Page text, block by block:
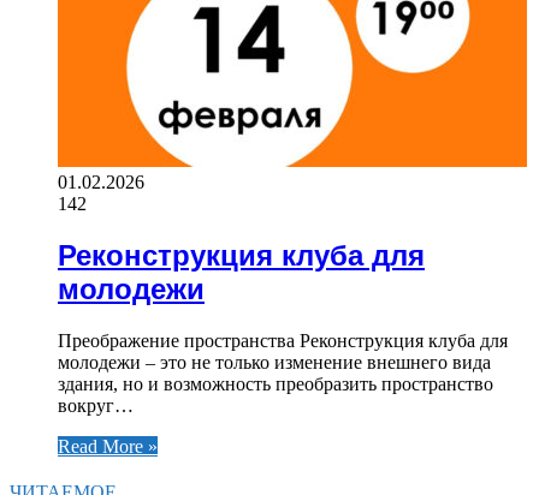
01.02.2026
142
Реконструкция клуба для
молодежи
Преображение пространства Реконструкция клуба для
молодежи – это не только изменение внешнего вида
здания, но и возможность преобразить пространство
вокруг…
Read More »